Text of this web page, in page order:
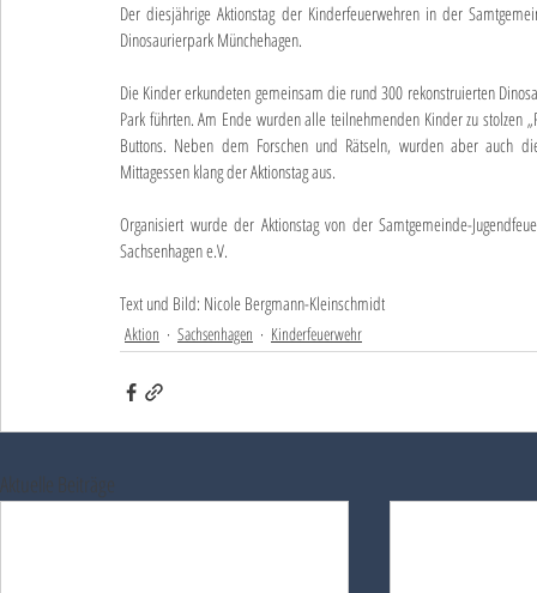
Der diesjährige Aktionstag der Kinderfeuerwehren in der
Dinosaurierpark Münchehagen.
Die Kinder erkundeten gemeinsam die rund 300 rekonstruierten
Park führten. Am Ende wurden alle teilnehmenden Kinder zu stolzen
Buttons. Neben dem Forschen und Rätseln, wurden aber auch
Mittagessen klang der Aktionstag aus.
Organisiert wurde der Aktionstag von der Samtgemeinde-
Sachsenhagen e.V.
Text und Bild: Nicole Bergmann-Kleinschmidt
Aktion Sachsenhagen Kinderfeuerwehr
Aktuelle Beiträge